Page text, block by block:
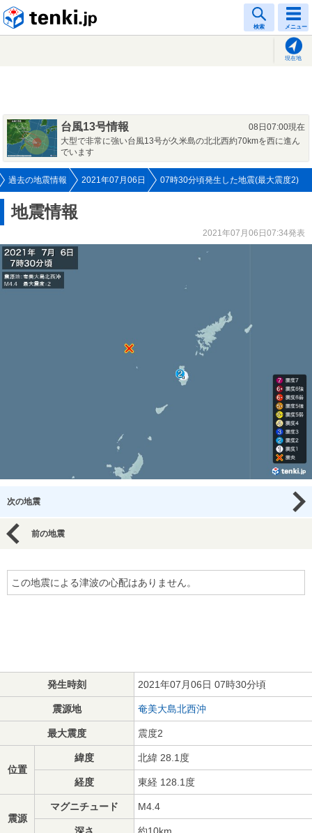
検索 メニュー
現在地
台風13号情報
08日07:00現在
大型で非常に強い台風13号が久米島の北北西約70kmを西に進ん
でいます
過去の地震情報 2021年07月06日 07時30分頃発生した地震(最大震度2)
地震情報
2021年07月06日07:34発表
次の地震
前の地震
この地震による津波の心配はありません。
発生時刻 2021年07月06日 07時30分頃
震源地 奄美大島北西沖
最大震度 震度2
位置
緯度 北緯 28.1度
経度 東経 128.1度
震源
マグニチュード M4.4
深さ 約10km